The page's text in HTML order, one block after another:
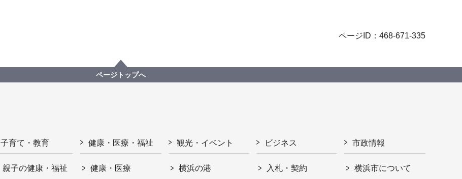
ページID：468-671-335
ページトップへ
子育て・教育
親子の健康・福祉
健康・医療・福祉
健康・医療
観光・イベント
横浜の港
ビジネス
入札・契約
市政情報
横浜市について